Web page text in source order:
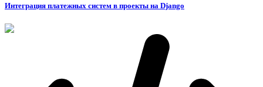
Интеграция платежных систем в проекты на Django